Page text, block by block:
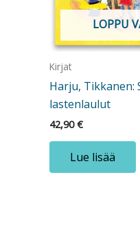
LOPPU
Kirjat
Harju, Tikkanen:
lastenlaulut
42,90€
Lue lisää